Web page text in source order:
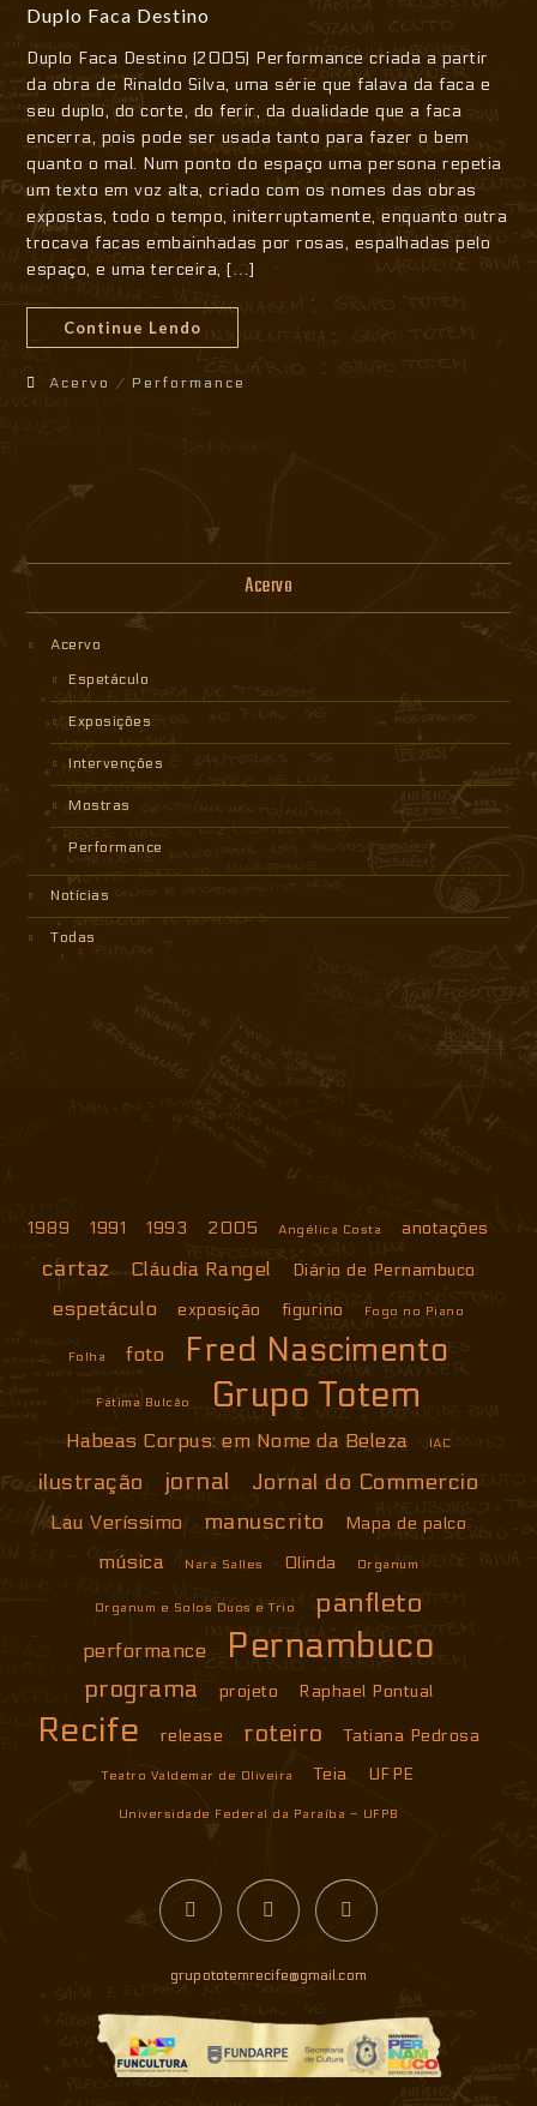
Duplo Faca Destino
Duplo Faca Destino (2005) Performance criada a partir
da obra de Rinaldo Silva, uma série que falava da faca e
seu duplo, do corte, do ferir, da dualidade que a faca
encerra, pois pode ser usada tanto para fazer o bem
quanto o mal. Num ponto do espaço uma persona repetia
um texto em voz alta, criado com os nomes das obras
expostas, todo o tempo, initerruptamente, enquanto outra
trocava facas embainhadas por rosas, espalhadas pelo
espaço, e uma terceira, […]
Continue Lendo
Acervo / Performance
Acervo
Acervo
Espetáculo
Exposições
Intervenções
Mostras
Performance
Notícias
Todas
1989 1991 1993 2005 Angélica Costa anotações
cartaz Cláudia Rangel Diário de Pernambuco
espetáculo exposição figurino Fogo no Piano
Folha foto Fred Nascimento
Fátima Bulcão Grupo Totem
Habeas Corpus: em Nome da Beleza IAC
ilustração jornal Jornal do Commercio
Lau Veríssimo manuscrito Mapa de palco
música Nara Salles Olinda Organum
Organum e Solos Duos e Trio panfleto
performance Pernambuco
programa projeto Raphael Pontual
Recife release roteiro Tatiana Pedrosa
Teatro Valdemar de Oliveira Teia UFPE
Universidade Federal da Paraíba – UFPB
grupototemrecife@gmail.com